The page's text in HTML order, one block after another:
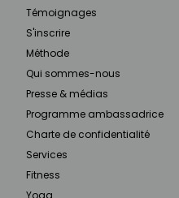
Témoignages
S'inscrire
Méthode
Qui sommes-nous
Presse & médias
Programme ambassadrice
Charte de confidentialité
Services
Fitness
Yoga